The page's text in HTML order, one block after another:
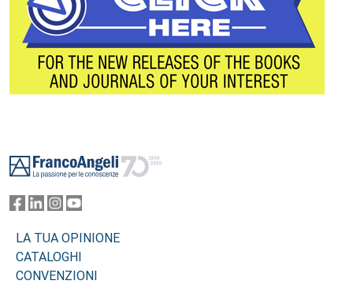
LA TUA OPINIONE
CATALOGHI
CONVENZIONI